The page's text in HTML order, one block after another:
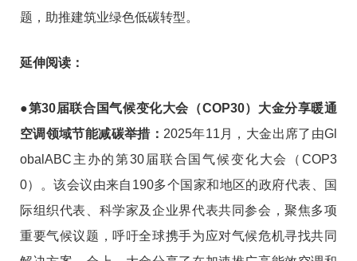
题，助推建筑业绿色低碳转型。
延伸阅读：
●第30届联合国气候变化大会（COP30）大金分享暖通
空调领域节能减碳举措： 2025年11月，大金出席了由Gl
obalABC主办的第30届联合国气候变化大会（COP3
0）。该会议由来自190多个国家和地区的政府代表、国
际组织代表、科学家及企业界代表共同参会，聚焦多项
重要气候议题，呼吁全球携手为应对气候危机寻找共同